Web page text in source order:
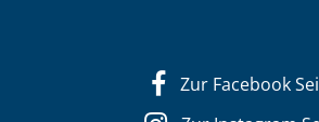
Zur Facebook